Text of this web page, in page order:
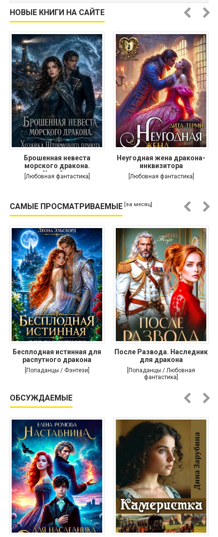
НОВЫЕ КНИГИ НА САЙТЕ
Брошенная невеста
морского дракона.
Хозяйка
[Любовная фантастика]
Неугодная жена дракона-
инквизитора
[Любовная фантастика]
САМЫЕ ПРОСМАТРИВАЕМЫЕ [за месяц]
Бесплодная истинная для
распутного дракона
[Попаданцы / Фэнтези]
После Развода. Наследник
для дракона
[Попаданцы / Любовная
фантастика]
ОБСУЖДАЕМЫЕ